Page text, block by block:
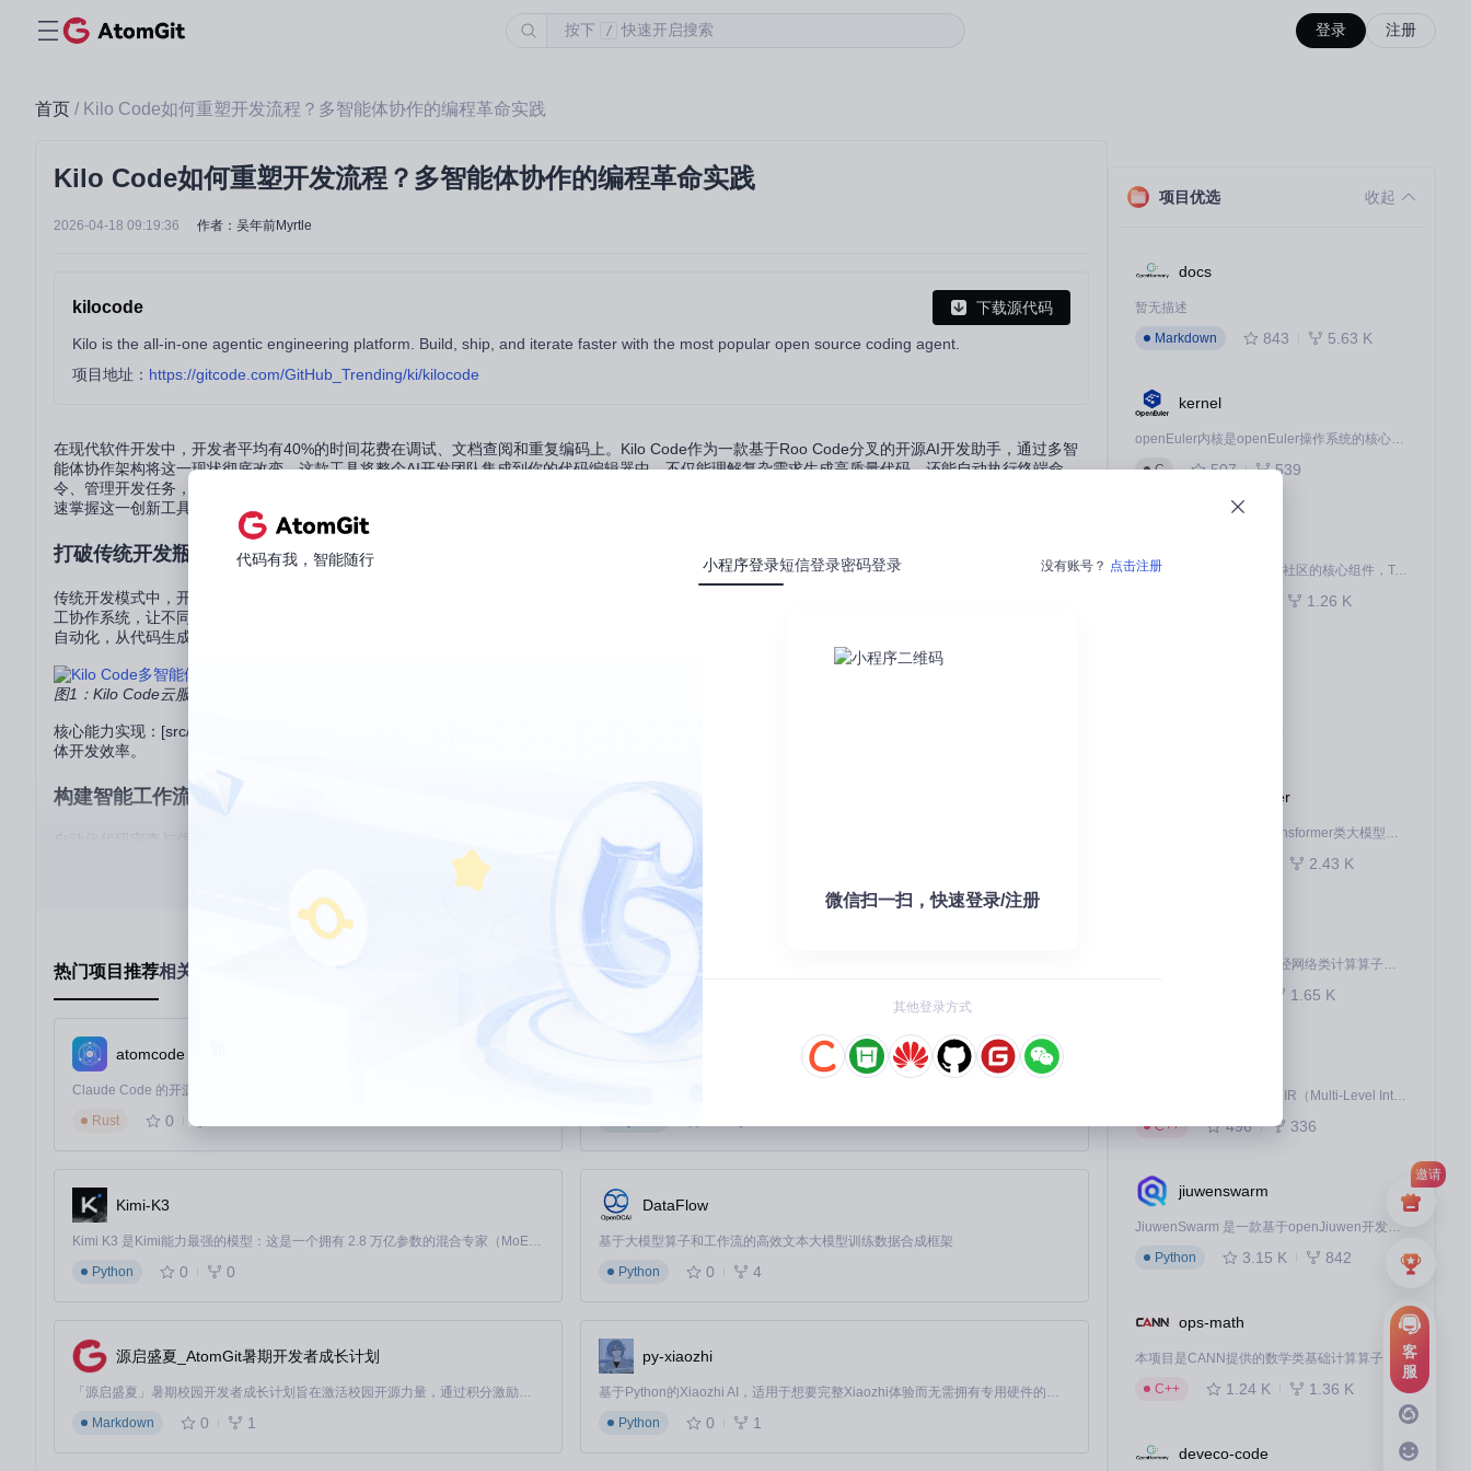
按下 / 快速开启搜索 登录 注册
邀请
客
服
首页 / Kilo Code如何重塑开发流程？多智能体协作的编程革命实践
Kilo Code如何重塑开发流程？多智能体协作的编程革命实践
2026-04-18 09:19:36 作者：吴年前Myrtle
kilocode 下载源代码
Kilo is the all-in-one agentic engineering platform. Build, ship, and iterate faster with the most popular open source coding agent.
项目地址： https://gitcode.com/GitHub_Trending/ki/kilocode
在现代软件开发中，开发者平均有40%的时间花费在调试、文档查阅和重复编码上。Kilo Code作为一款基于Roo Code分叉的开源AI开发助手，通过多智
能体协作架构将这一现状彻底改变。这款工具将整个AI开发团队集成到你的代码编辑器中，不仅能理解复杂需求生成高质量代码，还能自动执行终端命
令、管理开发任务，为技术团队带来前所未有的效率提升。本文将深入探讨Kilo Code的核心价值、应用场景及实施路径，帮助技术决策者和中级开发者快
速掌握这一创新工具。
打破传统开发瓶颈：Kilo Code的核心价值
传统开发模式中，开发者需要在编码、调试、文档和协作之间频繁切换上下文，导致效率低下。Kilo Code通过三大创新突破这一瓶颈：首先是多智能体分
工协作系统，让不同AI代理专注于架构设计、代码编写和错误修复等专项任务；其次是深度编辑器集成，实现自然语言到代码的直接转换；最后是全流程
自动化，从代码生成到终端执行无缝衔接。这些特性使开发周期平均缩短45%，同时显著降低了人为错误率。
图1：Kilo Code云服务控制台展示多智能体任务管理界面，左侧为智能体团队列表，右侧为任务执行状态与历史记录
核心能力实现：[src/core/kilocode.ts]中的多智能体协调引擎，通过动态任务分配算法将复杂开发任务分解为子任务，由专业AI代理并行处理，大幅提升整
体开发效率。
构建智能工作流：四大实战应用场景
代码审查是保证质量的关键环节，但传统人工审查耗时且容易遗漏问题。Kilo Code的PR审查智能体能够自动识别代码中的潜在风险，提出改进建议并生
图2：Kilo Code代码审查智能体正在分析代码中的无限循环风险，并提供具体修改建议
在实际应用中，当开发者提交代码后，审查智能体会自动运行静态分析，识别性能问题、类型安全漏洞和最佳实践偏差。核心能力实现：[src/services/revi
ew/]中的代码分析模块，结合AST语法树解析与机器学习模型，实现精准的代码质量评估。
自动化PR修复与重构
面对代码审查中发现的问题，Kilo Code的PR修复智能体能够理解开发者指令并自动实施修复。这一过程包括代码修改、测试验证和提交更新，全程无需
人工干预。
图3：Kilo Code修复智能体响应开发者指令，自动修复类型安全问题并推送修改
典型应用流程包括：接收修复指令→分析问题根源→生成修复方案→执行代码修改→运行验证测试→提交更改。核心能力实现：[src/core/auto-approval/]
中的自动批准系统，通过预定义规则和机器学习模型评估修复安全性，确保自动修改的可靠性。
全栈开发任务自动化
从前端组件到后端API，Kilo Code能够理解完整的开发需求并生成端到端解决方案。通过自然语言描述功能需求，开发者可以快速获得可直接运行的代码
核心能力实现：[src/core/prompts/]中的提示词工程系统，结合上下文感知技术，将模糊需求转化为精确的技术规范，再由代码生成智能体实现具体功能。
这一过程支持400+AI模型，可根据任务类型自动选择最适合的模型。
开发流程智能化管理
Kilo Code提供任务检查点与状态管理功能，自动保存开发进度并支持断点续接。无论是复杂功能开发还是长期项目维护，都能确保工作连续性，特别适合
登录后查看全文
热门项目推荐相关项目推荐
atomcode
Rust
0
Kimi-K3
Kimi K3 是Kimi能力最强的模型：这是一个拥有 2.8 万亿参数的混合专家（MoE）模型，具备原生视觉理解能力，并支持 100 万 token 的上下文窗口。
Python
0 0
DataFlow
基于大模型算子和工作流的高效文本大模型训练数据合成框架
Python
0 4
源启盛夏_AtomGit暑期开发者成长计划
「源启盛夏」暑期校园开发者成长计划旨在激活校园开源力量，通过积分激励、认证扶持、资源倾斜等形式，引导高校组织和开发者完成「入驻 — 建项目 — 做贡献 — 获认证 — 得资源」的完整闭环。无论你是想带领社团入驻平台的组织者，还是希望用代码贡献证明自己的开发者，都能在这里找到属于你的成长路径。
Markdown
0 1
py-xiaozhi
基于Python的Xiaozhi AI，适用于想要完整Xiaozhi体验而无需拥有专用硬件的用户。
Python
0 1
项目优选 收起
docs
暂无描述
Markdown
843 5.63 K
kernel
openEuler内核是openEuler操作系统的核心，既是系统性能与稳定性的基石，也是连接处理器、设备与服务的桥梁。
C
507 539
作为 Ascend for PyTorch 社区的核心组件，TorchNPU 是昇腾专为 PyTorch 打造的深度学习适配插件，使 PyTorch 框架能够直接调用昇腾 NPU，为开发者提供昇腾 AI 处理器的超强算力。
1.26 K
ops-transformer
本项目是CANN提供的transformer类大模型算子库，实现网络在NPU上加速计算。
2.43 K
本项目是CANN提供的神经网络类计算算子库，实现网络在NPU上加速计算。
1.65 K
AscendNPU-IR是基于MLIR（Multi-Level Intermediate Representation）构建的，面向昇腾亲和算子编译时使用的中间表示，提供昇腾完备表达能力，通过编译优化提升昇腾AI处理器计算效率，支持通过生态框架使能昇腾AI处理器与深度调优
C++
496 336
jiuwenswarm
JiuwenSwarm 是一款基于openJiuwen开发的智能AI Agent，它能够将大语言模型的强大能力，通过你日常使用的各类通讯应用，直接延伸至你的指尖。
Python
3.15 K 842
ops-math
C++
1.24 K 1.36 K
deveco-code
代码有我，智能随行 小程序登录短信登录密码登录 没有账号？ 点击注册
微信扫一扫，快速登录/注册
其他登录方式